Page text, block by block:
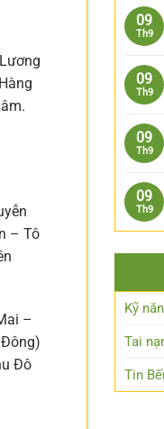
– Tô
–
Đô
09
Th9
09
Th9
09
Th9
09
Th9
Kỹ
Tai
Tin